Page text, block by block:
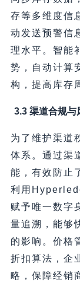
存等多维度信
动发送预警信
理水平。智能
势，自动计算
构，提高库存
3.3 渠道合规与
为了维护渠道
体系。通过渠
能，有效防止
利用
赋予唯一数字
量追溯，能够
的影响。价格
折扣算法，企
略，保障经销